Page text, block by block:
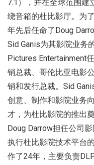
7.1），并在全球范围建
绕音箱的杜比影厅。为
年先后任命了Doug
Sid Ganis为其影院业务
Pictures Entertainment
销总裁、哥伦比亚电影
销和发行总裁。Sid
创意、制作和影院业务
才，为杜比影院的推出
Doug Darrow担任公司
执行杜比影院技术平台
作了24年，主要负责